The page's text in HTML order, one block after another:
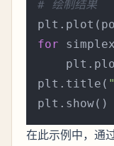
# 绘制结果
for
plt.title(
在此示例中，通